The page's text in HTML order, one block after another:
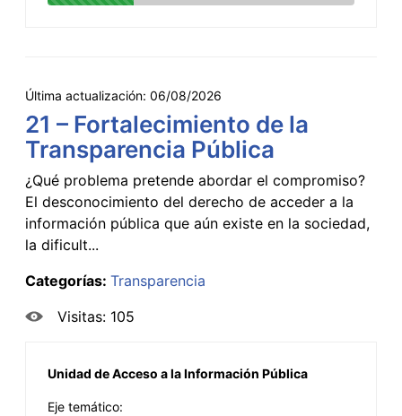
Última actualización: 06/08/2026
21 – Fortalecimiento de la
Transparencia Pública
¿Qué problema pretende abordar el compromiso?
El desconocimiento del derecho de acceder a la
información pública que aún existe en la sociedad,
la dificult...
Categorías: Transparencia
Visitas: 105
Unidad de Acceso a la Información Pública
Eje temático: